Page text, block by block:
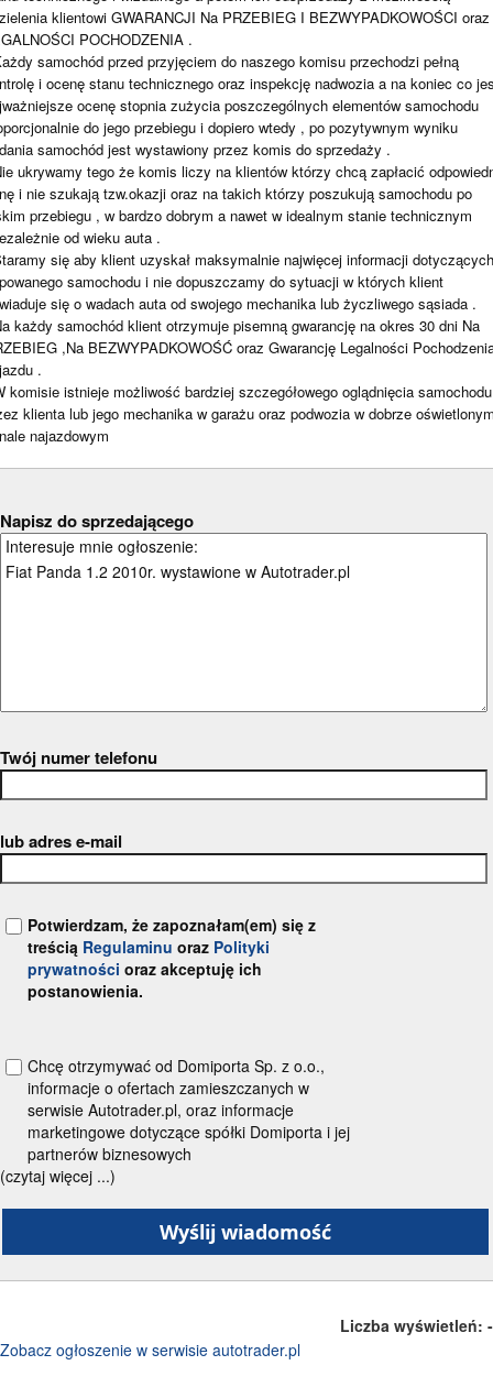
klientowi GWARANCJI Na PRZEBIEG I BEZWYPADKOWOŚCI oraz
POCHODZENIA .
samochód przed przyjęciem do naszego komisu przechodzi pełną
i ocenę stanu technicznego oraz inspekcję nadwozia a na koniec co
ocenę stopnia zużycia poszczególnych elementów samochodu
do jego przebiegu i dopiero wtedy , po pozytywnym wyniku
samochód jest wystawiony przez komis do sprzedaży .
ukrywamy tego że komis liczy na klientów którzy chcą zapłacić
i nie szukają tzw.okazji oraz na takich którzy poszukują samochodu po
przebiegu , w bardzo dobrym a nawet w idealnym stanie technicznym
od wieku auta .
się aby klient uzyskał maksymalnie najwięcej informacji dotyczących
samochodu i nie dopuszczamy do sytuacji w których klient
się o wadach auta od swojego mechanika lub życzliwego sąsiada .
każdy samochód klient otrzymuje pisemną gwarancję na okres 30 dni Na
,Na BEZWYPADKOWOŚĆ oraz Gwarancję Legalności
.
komisie istnieje możliwość bardziej szczegółowego oglądnięcia samochodu
klienta lub jego mechanika w garażu oraz podwozia w dobrze
najazdowym
Napisz do sprzedającego
Twój numer telefonu
lub adres e-mail
Potwierdzam, że zapoznałam(em) się z
treścią Regulaminu oraz Polityki
prywatności oraz akceptuję ich
postanowienia.
Chcę otrzymywać od Domiporta Sp. z o.o.,
informacje o ofertach zamieszczanych w
serwisie Autotrader.pl, oraz informacje
marketingowe dotyczące spółki Domiporta i jej
partnerów biznesowych
(czytaj więcej ...)
Liczba wyświetleń: -
Zobacz ogłoszenie w serwisie autotrader.pl